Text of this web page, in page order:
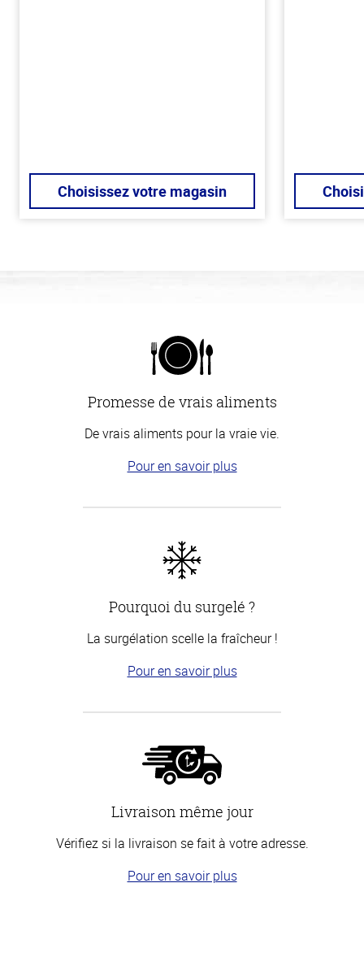
Choisissez votre magasin
Promesse de vrais aliments
De vrais aliments pour la vraie vie.
Pour en savoir plus
Pourquoi du surgelé ?
La surgélation scelle la fraîcheur !
Pour en savoir plus
Livraison même jour
Vérifiez si la livraison se fait à votre adresse.
Pour en savoir plus